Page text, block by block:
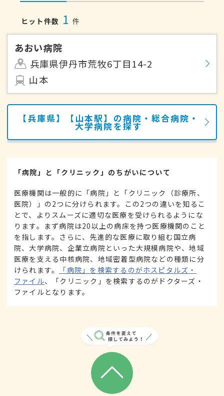
ヒット件数 1 件
あおい病院
兵庫県伊丹市荒牧6丁目14-2
山本
【兵庫県】【山本駅】の病院・総合病院・
大学病院を探す
「病院」と「クリニック」のちがいについて
医療機関は一般的に「病院」と「クリニック（診療所、
医院）」の2つに分けられます。この2つの違いを知るこ
とで、よりスムーズに適切な医療を受けられるようにな
ります。まず病院は20以上の病床を持つ医療機関のこと
を指します。さらに、先進的な医療に取り組む国立病
院、大学病院、企業立病院といった大規模病院や、地域
医療を支える中核病院、地域密着型病院などの種類に分
けられます。
「病院」を検索するのがホスピタルズ・
ファイル、「クリニック」を検索するのがドクターズ・
ファイルとなります。